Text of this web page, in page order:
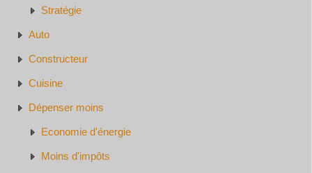
Stratégie
Auto
Constructeur
Cuisine
Dépenser moins
Economie d'énergie
Moins d'impôts